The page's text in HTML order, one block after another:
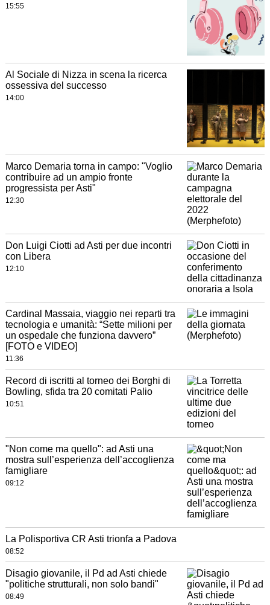
15:55
Al Sociale di Nizza in scena la ricerca
ossessiva del successo
14:00
Marco Demaria torna in campo: "Voglio
contribuire ad un ampio fronte
progressista per Asti"
12:30
Don Luigi Ciotti ad Asti per due incontri
con Libera
12:10
Cardinal Massaia, viaggio nei reparti tra
tecnologia e umanità: “Sette milioni per
un ospedale che funziona davvero”
[FOTO e VIDEO]
11:36
Record di iscritti al torneo dei Borghi di
Bowling, sfida tra 20 comitati Palio
10:51
"Non come ma quello": ad Asti una
mostra sull’esperienza dell’accoglienza
famigliare
09:12
La Polisportiva CR Asti trionfa a Padova
08:52
Disagio giovanile, il Pd ad Asti chiede
"politiche strutturali, non solo bandi"
08:49